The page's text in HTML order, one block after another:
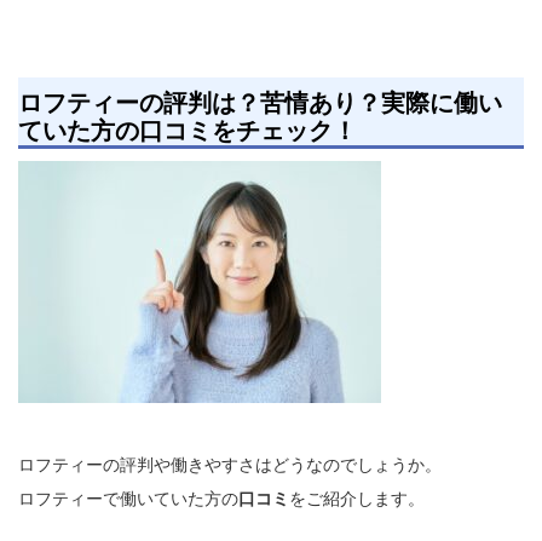
ロフティーの評判は？苦情あり？実際に働い
ていた方の口コミをチェック！
ロフティーの評判や働きやすさはどうなのでしょうか。
ロフティーで働いていた方の口コミ をご紹介します。